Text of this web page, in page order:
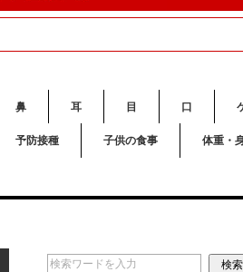
鼻 耳 目 口
予防接種 子供の食事 体重・